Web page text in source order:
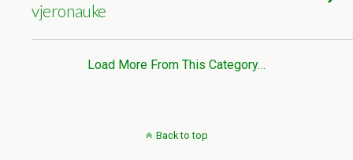
vjeronauke
Load More From This Category…
Back to top